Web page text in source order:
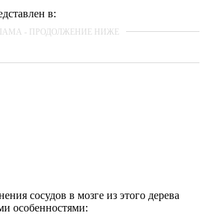
в:
сосудов в мозге из этого дерева
особенностями: